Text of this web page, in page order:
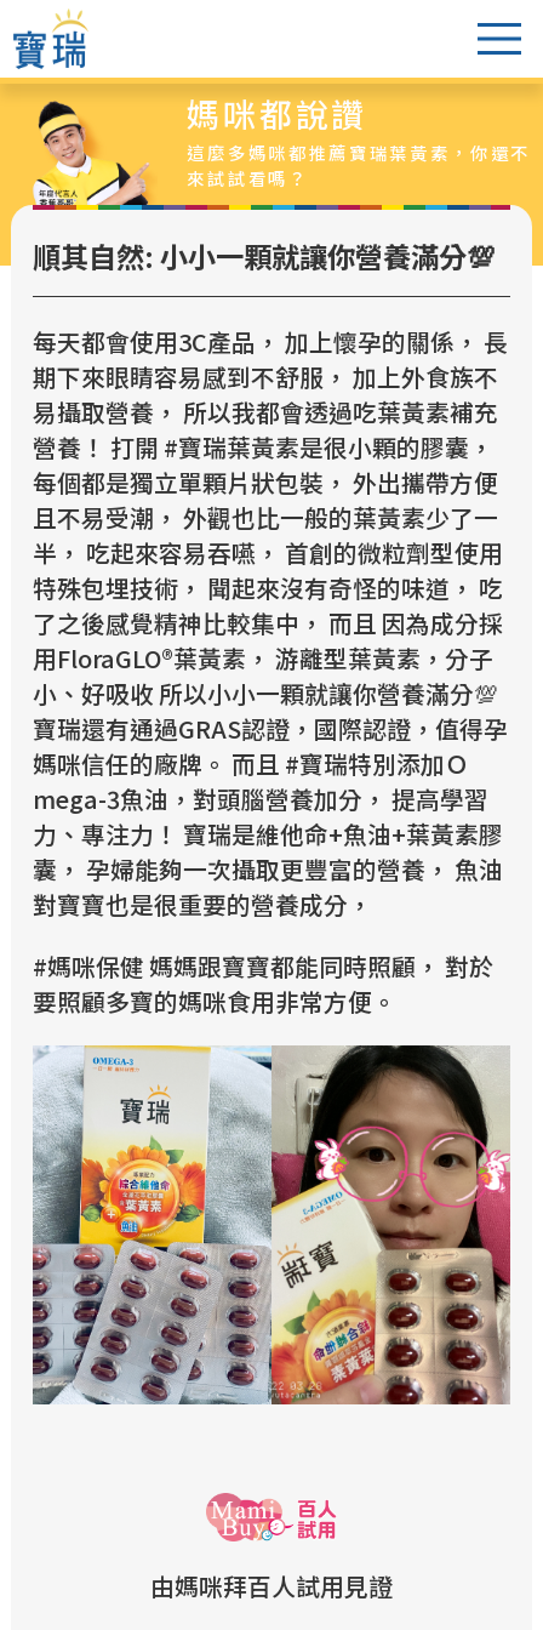
葉黃素怎麼選
醫生老實說
爸媽都說讚
葉黃素專區
最新活動
超值特惠組
銷售據點
媽咪都說讚
這麼多媽咪都推薦寶瑞葉黃素，你還不
來試試看嗎？
順其自然: 小小一顆就讓你營養滿分💯
每天都會使用3C產品， 加上懷孕的關係， 長
期下來眼睛容易感到不舒服， 加上外食族不
易攝取營養， 所以我都會透過吃葉黃素補充
營養！ 打開 #寶瑞葉黃素是很小顆的膠囊，
每個都是獨立單顆片狀包裝， 外出攜帶方便
且不易受潮， 外觀也比一般的葉黃素少了一
半， 吃起來容易吞嚥， 首創的微粒劑型使用
特殊包埋技術， 聞起來沒有奇怪的味道， 吃
了之後感覺精神比較集中， 而且 因為成分採
用FloraGLO®葉黃素， 游離型葉黃素，分子
小、好吸收 所以小小一顆就讓你營養滿分💯
寶瑞還有通過GRAS認證，國際認證，值得孕
媽咪信任的廠牌。 而且 #寶瑞特別添加Ｏ
mega-3魚油，對頭腦營養加分， 提高學習
力、專注力！ 寶瑞是維他命+魚油+葉黃素膠
囊， 孕婦能夠一次攝取更豐富的營養， 魚油
對寶寶也是很重要的營養成分，
#媽咪保健 媽媽跟寶寶都能同時照顧， 對於
要照顧多寶的媽咪食用非常方便。
由媽咪拜百人試用見證